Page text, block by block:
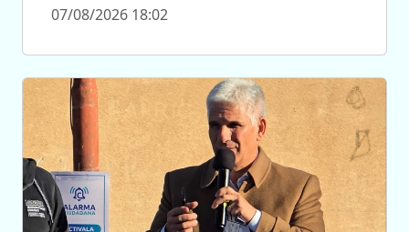
07/08/2026 18:02